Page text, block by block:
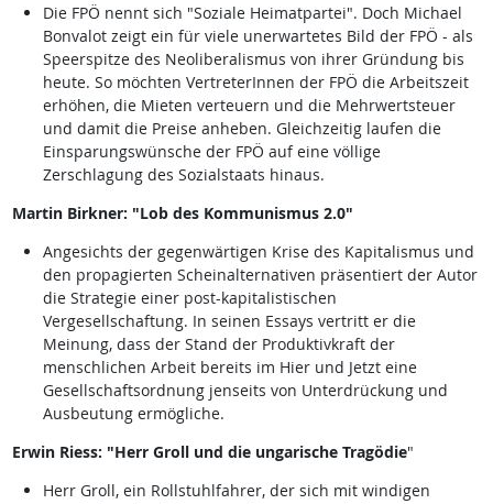
Die FPÖ nennt sich "Soziale Heimatpartei". Doch Michael
Bonvalot zeigt ein für viele unerwartetes Bild der FPÖ - als
Speerspitze des Neoliberalismus von ihrer Gründung bis
heute. So möchten VertreterInnen der FPÖ die Arbeitszeit
erhöhen, die Mieten verteuern und die Mehrwertsteuer
und damit die Preise anheben. Gleichzeitig laufen die
Einsparungswünsche der FPÖ auf eine völlige
Zerschlagung des Sozialstaats hinaus.
Martin Birkner: "Lob des Kommunismus 2.0"
Angesichts der gegenwärtigen Krise des Kapitalismus und
den propagierten Scheinalternativen präsentiert der Autor
die Strategie einer post-kapitalistischen
Vergesellschaftung. In seinen Essays vertritt er die
Meinung, dass der Stand der Produktivkraft der
menschlichen Arbeit bereits im Hier und Jetzt eine
Gesellschaftsordnung jenseits von Unterdrückung und
Ausbeutung ermögliche.
Erwin Riess: "Herr Groll und die ungarische Tragödie"
Herr Groll, ein Rollstuhlfahrer, der sich mit windigen